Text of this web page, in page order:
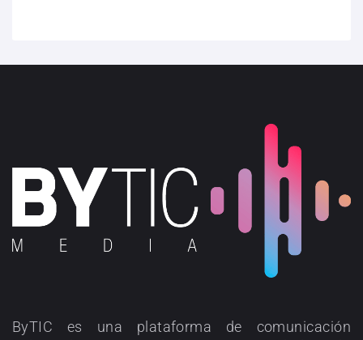
ByTIC es una plataforma de comunicación